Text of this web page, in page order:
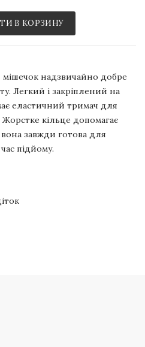
В КОРЗИНУ
надзвичайно добре
Легкий і закріплений на
еластичний тримач для
Жорстке кільце допомагає
завжди готова для
підйому.